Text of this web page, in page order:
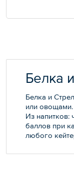
Белка
Белка и
или
Из напитков:
баллов при
любого